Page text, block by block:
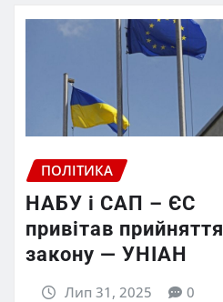
ПОЛІТИКА
НАБУ і САП – ЄС
привітав прийняття
закону — УНІАН
Лип 31, 2025 0